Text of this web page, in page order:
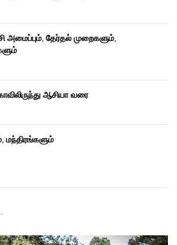
அமைப்பும், தேர்தல் முறைகளும்,
ஆசியா வரை